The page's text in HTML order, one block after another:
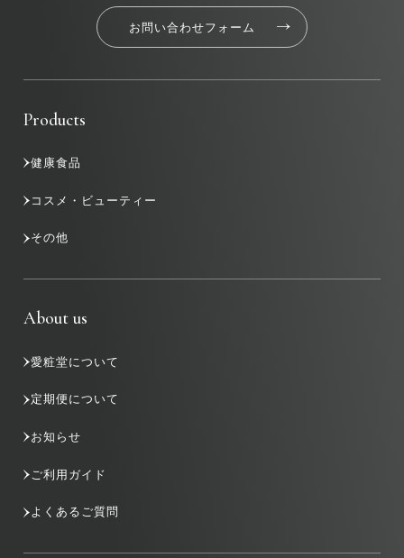
お問い合わせフォーム
Products
健康食品
コスメ・ビューティー
その他
About us
愛粧堂について
定期便について
お知らせ
ご利用ガイド
よくあるご質問